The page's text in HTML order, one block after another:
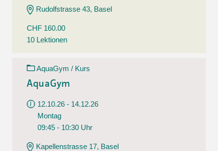
Rudolfstrasse 43, Basel
CHF 160.00
10 Lektionen
AquaGym / Kurs
AquaGym
12.10.26 - 14.12.26
Montag
09:45 - 10:30 Uhr
Kapellenstrasse 17, Basel